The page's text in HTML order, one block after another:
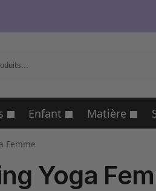
Enfant Matière
Femme
Yoga